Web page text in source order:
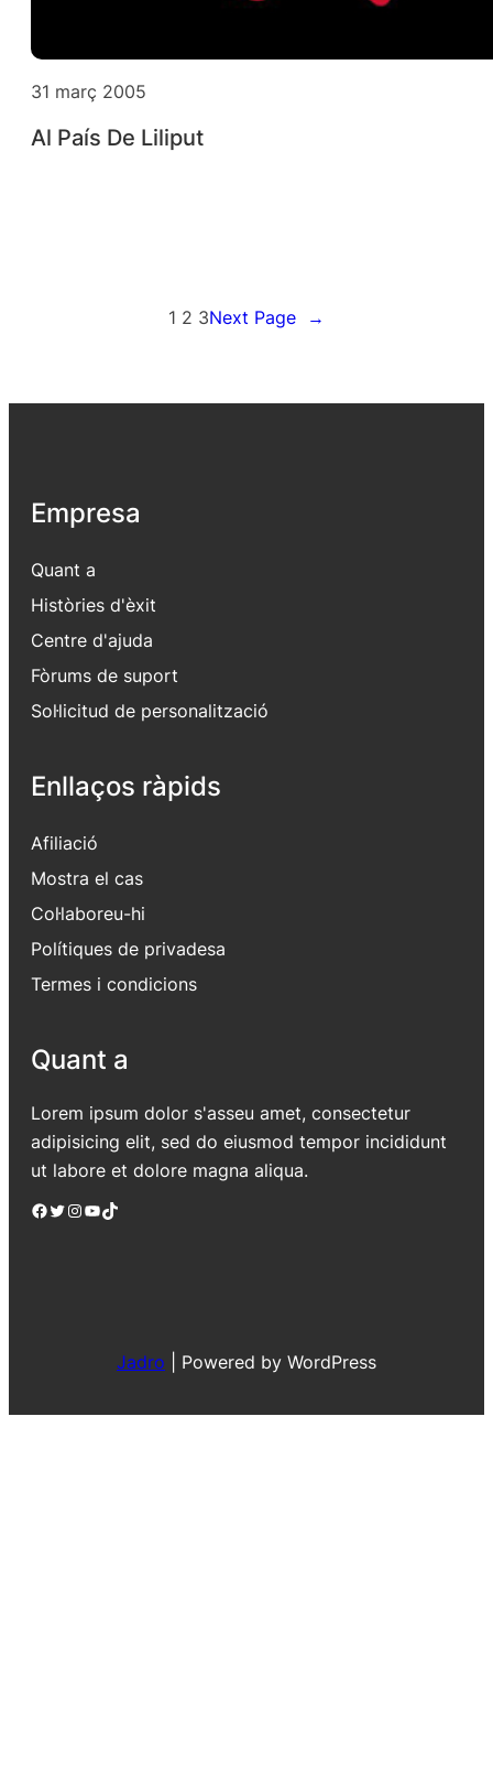
31 març 2005
Al País De Liliput
1 2 3Next Page →
Empresa
Quant a
Històries d'èxit
Centre d'ajuda
Fòrums de suport
Sol·licitud de personalització
Enllaços ràpids
Afiliació
Mostra el cas
Col·laboreu-hi
Polítiques de privadesa
Termes i condicions
Quant a
Lorem ipsum dolor s'asseu amet, consectetur
adipisicing elit, sed do eiusmod tempor incididunt
ut labore et dolore magna aliqua.
Facebook Twitter Instagram YouTube TikTok
Jadro Powered by WordPress